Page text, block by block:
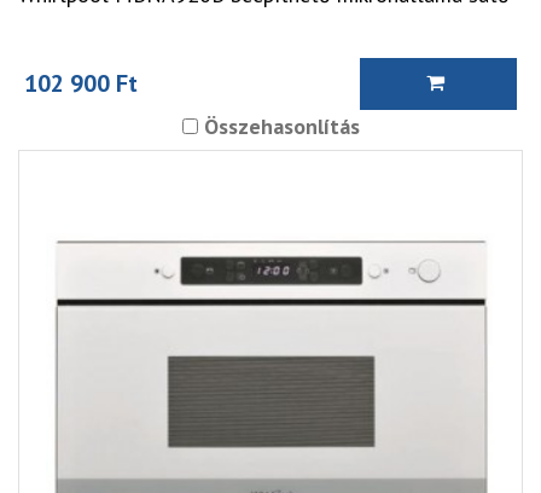
102 900 Ft
Összehasonlítás